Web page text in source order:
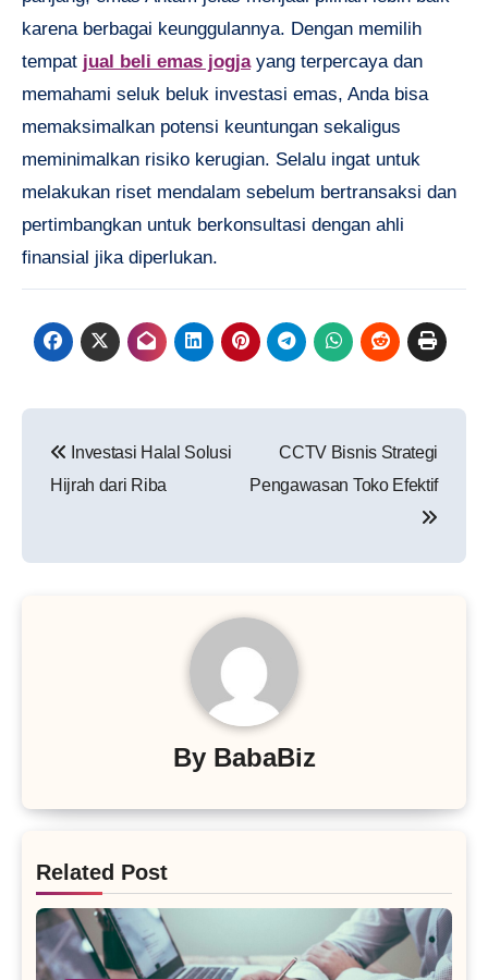
karena berbagai keunggulannya. Dengan memilih
tempat jual beli emas jogjayang terpercaya dan
memahami seluk beluk investasi emas, Anda bisa
memaksimalkan potensi keuntungan sekaligus
meminimalkan risiko kerugian. Selalu ingat untuk
melakukan riset mendalam sebelum bertransaksi dan
pertimbangkan untuk berkonsultasi dengan ahli
finansial jika diperlukan.
pos
Investasi Halal Solusi
Hijrah dari Riba
CCTV Bisnis Strategi
Pengawasan Toko Efektif
By BabaBiz
Related Post